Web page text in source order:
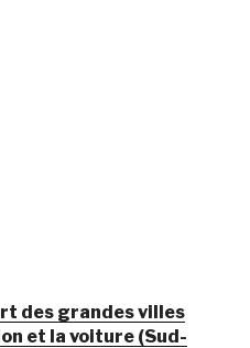
des grandes villes
et la voiture (Sud-